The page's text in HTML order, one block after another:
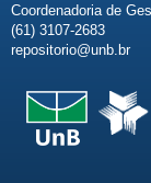
Coordenadoria de
(61) 3107-2683
repositorio@unb.br